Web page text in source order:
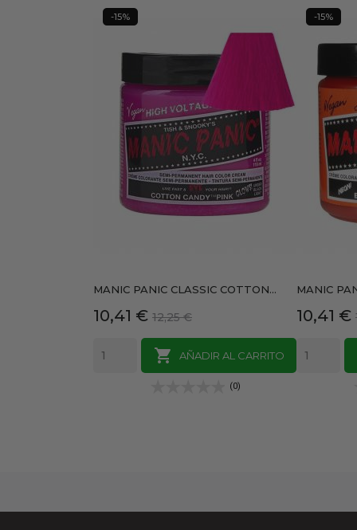
MANIC PANIC CLASSIC COTTON...
Precio
10,41 € Precio
base
12,25 €
 AÑADIR AL CARRITO
(0)
-15%
MANIC
Precio
10,41 €
-15%